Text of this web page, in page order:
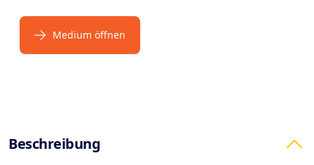
Medium öffnen
Products
Beschreibung